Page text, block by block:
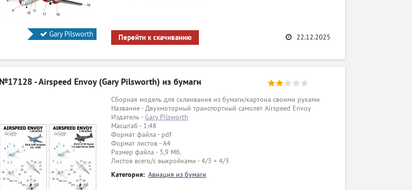
Gary Pilsworth Перейти к скачиванию 22.12.2025
№17128 - Airspeed Envoy (Gary Pilsworth) из бумаги
Сборная модель для склеивания из бумаги/картона своими руками
Название - Двухмоторный транспортный самолёт Airspeed Envoy
Издатель -Gary Pilsworth
Масштаб - 1:48
Формат файла - pdf
Формат листов - A4
Размер файла - 3,9 Мб.
Листов всего/с выкройками - 4/3 + 4/3
Категория: Авиация из бумаги